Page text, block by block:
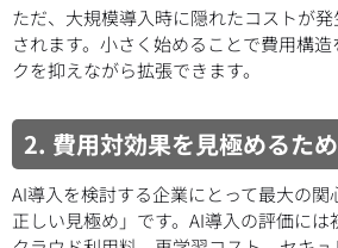
ただ、大規模導入時に隠れたコストが
されます。小さく始めることで費用構
クを抑えながら拡張できます。
2. 費用対効果を見極めるた
AI導入を検討する企業にとって最大の
正しい見極め」です。AI導入の評価には